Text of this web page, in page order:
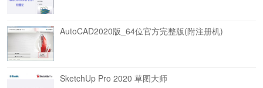
AutoCAD2020版_64位官方完整版(附注册机)
SketchUp Pro 2020 草图大师